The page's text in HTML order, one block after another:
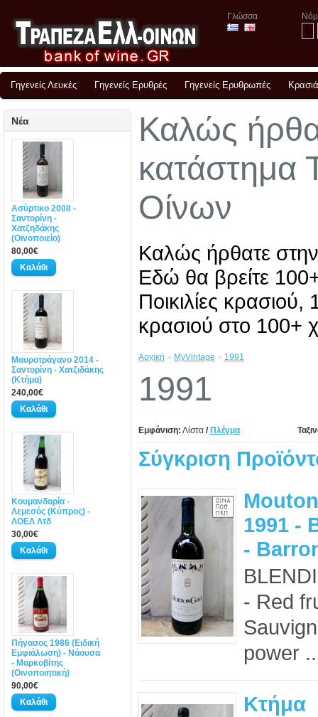
Γλώσσα
€
Γηγενείς Λευκές Γηγενείς Ερυθρές Γηγενείς Ερυθρωπές
Νέα
Ασύρτικο 2008 -
Σαντορίνη -
Χατζηδάκης
(Οινοποιείο)
80,00€
Μαυροτράγανο 2014 -
Σαντορίνη - Χατζιδάκης
(Κτήμα)
240,00€
Κουμανδαρία -
Λεμεσός (Κύπρος) -
ΛΟΕΛ Λτδ
30,00€
Πήγασος 1986 (Ειδική
Εμφιάλωση) - Νάουσα
- Μαρκοβίτης
(Οινοποιητική)
90,00€
Καλώς
κατάστημα
Οίνων
Καλώς ήρθατε
Εδώ θα βρείτε
Ποικιλίες
κρασιού στο 100+
Αρχική » MyVintage » 1991
1991
Εμφάνιση: Λίστα / Πλέγμα
Σύγκριση
1991 -
-
- Red
power ..
Κτήμα